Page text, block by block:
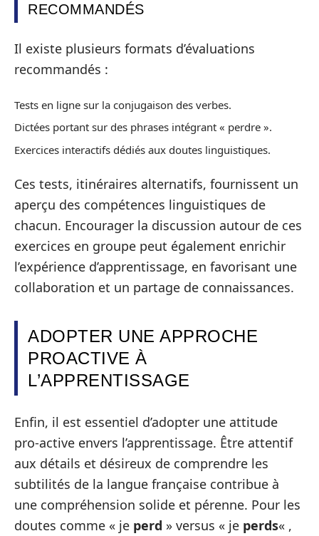
RECOMMANDÉS
Il existe plusieurs formats d’évaluations
recommandés :
Tests en ligne sur la conjugaison des verbes.
Dictées portant sur des phrases intégrant « perdre ».
Exercices interactifs dédiés aux doutes linguistiques.
Ces tests, itinéraires alternatifs, fournissent un
aperçu des compétences linguistiques de
chacun. Encourager la discussion autour de ces
exercices en groupe peut également enrichir
l’expérience d’apprentissage, en favorisant une
collaboration et un partage de connaissances.
ADOPTER UNE APPROCHE
PROACTIVE À
L’APPRENTISSAGE
Enfin, il est essentiel d’adopter une attitude
pro-active envers l’apprentissage. Être attentif
aux détails et désireux de comprendre les
subtilités de la langue française contribue à
une compréhension solide et pérenne. Pour les
doutes comme « je perd » versus « je perds« ,